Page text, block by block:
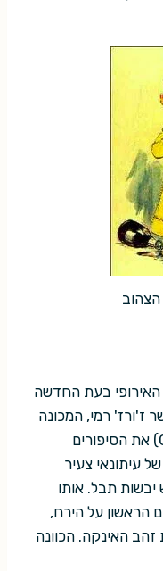
האירופי בעת החדשה
כאשר ז'ורז' רמי, המכונה
"הרז'ה" (Georges Rémi – Hergé) את הסיפורים
עיתונאי צעיר
תבל. אותו
גם (בשנת 1954) לאדם הראשון על הירח,
האינקה. הכוונה